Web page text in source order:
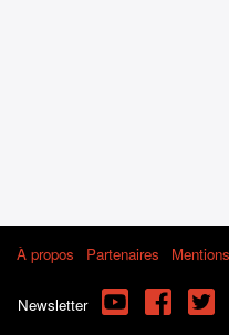
À propos Partenaires
Newsletter YouTube